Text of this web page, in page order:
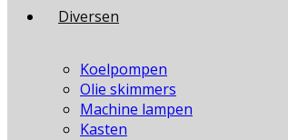
Diversen
Koelpompen
Olie skimmers
Machine lampen
Kasten